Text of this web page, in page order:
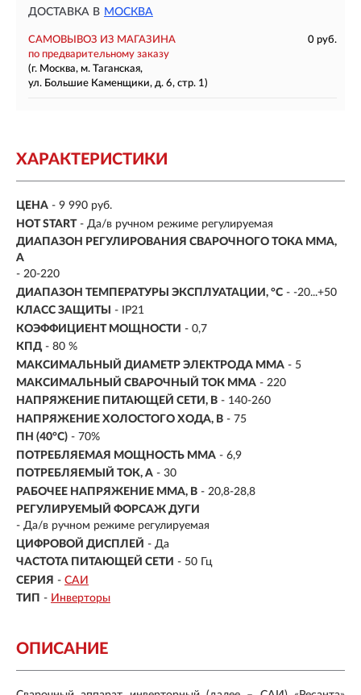
ДОСТАВКА В МОСКВА
САМОВЫВОЗ ИЗ МАГАЗИНА
0 руб.
по предварительному заказу
(г. Москва, м. Таганская,
ул. Большие Каменщики, д. 6, стр. 1)
ХАРАКТЕРИСТИКИ
ЦЕНА - 9 990 руб.
HOT START - Да/в ручном режиме регулируемая
ДИАПАЗОН РЕГУЛИРОВАНИЯ СВАРОЧНОГО ТОКА MMA,
А
- 20-220
ДИАПАЗОН ТЕМПЕРАТУРЫ ЭКСПЛУАТАЦИИ, °С - -20...+50
КЛАСС ЗАЩИТЫ
- IP21
КОЭФФИЦИЕНТ МОЩНОСТИ - 0,7
КПД - 80 %
МАКСИМАЛЬНЫЙ ДИАМЕТР ЭЛЕКТРОДА MMA - 5
МАКСИМАЛЬНЫЙ СВАРОЧНЫЙ ТОК MMA - 220
НАПРЯЖЕНИЕ ПИТАЮЩЕЙ СЕТИ, В - 140-260
НАПРЯЖЕНИЕ ХОЛОСТОГО ХОДА, В - 75
ПН (40°C) - 70%
ПОТРЕБЛЯЕМАЯ МОЩНОСТЬ ММА - 6,9
ПОТРЕБЛЯЕМЫЙ ТОК, А - 30
РАБОЧЕЕ НАПРЯЖЕНИЕ ММА, В - 20,8-28,8
РЕГУЛИРУЕМЫЙ ФОРСАЖ ДУГИ
- Да/в ручном режиме регулируемая
ЦИФРОВОЙ ДИСПЛЕЙ - Да
ЧАСТОТА ПИТАЮЩЕЙ СЕТИ - 50 Гц
СЕРИЯ - САИ
ТИП - Инверторы
ОПИСАНИЕ